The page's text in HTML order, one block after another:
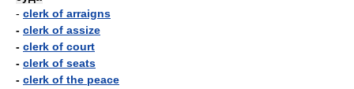
- clerk of arraigns
- clerk of assize
- clerk of court
- clerk of seats
- clerk of the peace